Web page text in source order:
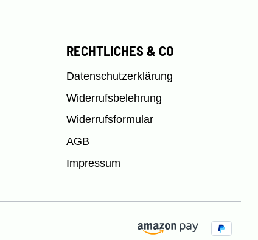
RECHTLICHES & CO
Datenschutzerklärung
Widerrufsbelehrung
Widerrufsformular
AGB
Impressum